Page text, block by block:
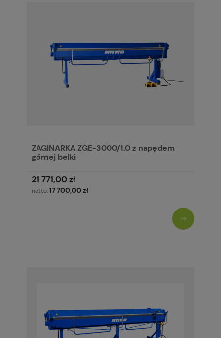
ZAGINARKA ZGE-3000/1.0 z napędem
górnej belki
21 771,00 zł
netto:17 700,00 zł